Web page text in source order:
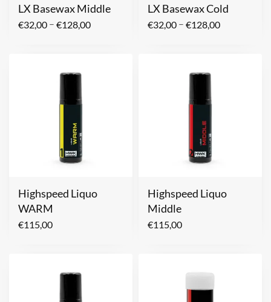
LX Basewax Middle
€32,00 – €128,00
LX Basewax Cold
€32,00 – €128,00
Highspeed Liquo
WARM
€115,00
Highspeed Liquo
Middle
€115,00